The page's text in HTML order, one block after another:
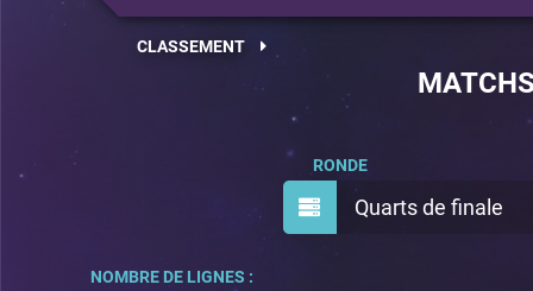
CLASSEMENT
Quarts de finale
RONDE
NOMBRE DE LIGNES :